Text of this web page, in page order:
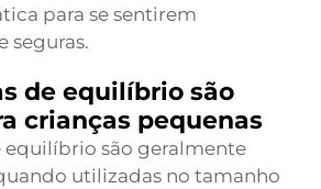
para se sentirem
seguras.
de equilíbrio são
crianças pequenas
equilíbrio são geralmente
utilizadas no tamanho